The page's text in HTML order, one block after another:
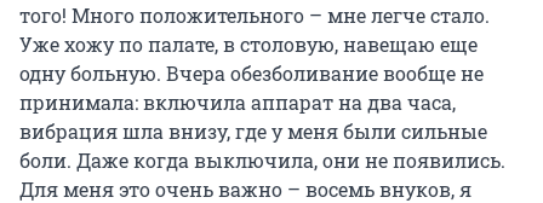
того! Много положительного – мне легче стало.
Уже хожу по палате, в столовую, навещаю еще
одну больную. Вчера обезболивание вообще не
принимала: включила аппарат на два часа,
вибрация шла внизу, где у меня были сильные
боли. Даже когда выключила, они не появились.
Для меня это очень важно – восемь внуков, я